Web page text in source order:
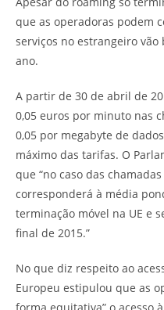
que as operadoras podem
serviços no estrangeiro
ano.
A partir de 30 de abril de
0,05 euros por minuto nas
0,05 por megabyte de
máximo das tarifas. O
que “no caso das
corresponderá à média
terminação móvel na UE e
final de 2015.”
No que diz respeito ao
Europeu estipulou que as